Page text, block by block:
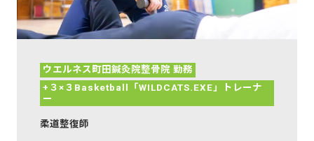
ウエルネス町田鍼灸院整骨院 勤務
+３×３Basketball「WILDCATS.EXE」トレーナ
ー
柔道整復師